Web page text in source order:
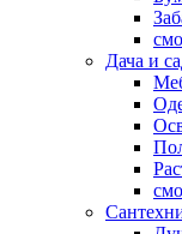
Дача и